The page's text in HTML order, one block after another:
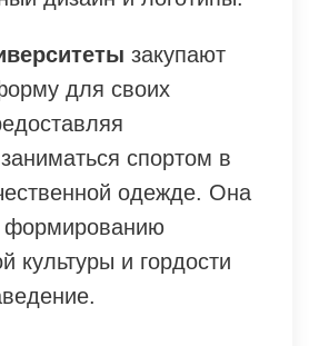
закупают
для своих
спортом в
одежде. Она
формированию
культуры и гордости